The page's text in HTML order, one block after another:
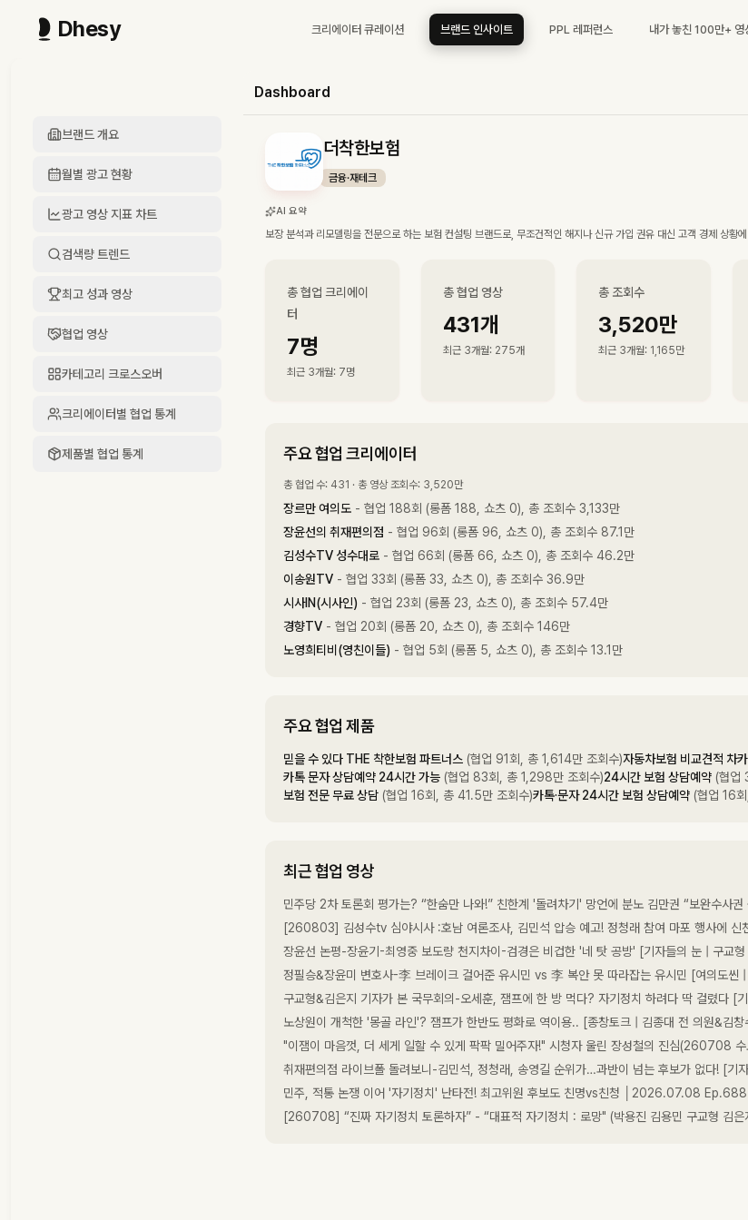
Dhesy 크리에이터 큐레이션 브랜드 인사이트 PPL 레퍼런스 내가 놓친 100만+ 영
브랜드 개요
월별 광고 현황
광고 영상 지표 차트
검색량 트렌드
최고 성과 영상
협업 영상
카테고리 크로스오버
크리에이터별 협업 통계
제품별 협업 통계
Dashboard
더착한보험
금융·재테크
AI 요약
보장 분석과 리모델링을 전문으로 하는 보험 컨설팅 브랜드로, 무조건적인 해지나 신규 가입 권유 대신 고객 경제 상
총 협업 크리에이
터
7명
최근 3개월: 7명
총 협업 영상
431개
최근 3개월: 275개
총 조회수
3,520만
최근 3개월: 1,165만
주요 협업 크리에이터
총 협업 수: 431 · 총 영상 조회수: 3,520만
장르만 여의도 - 협업 188회 (롱폼 188, 쇼츠 0), 총 조회수 3,133만
장윤선의 취재편의점 - 협업 96회 (롱폼 96, 쇼츠 0), 총 조회수 87.1만
김성수TV 성수대로 - 협업 66회 (롱폼 66, 쇼츠 0), 총 조회수 46.2만
이송원TV - 협업 33회 (롱폼 33, 쇼츠 0), 총 조회수 36.9만
시사IN(시사인) - 협업 23회 (롱폼 23, 쇼츠 0), 총 조회수 57.4만
경향TV - 협업 20회 (롱폼 20, 쇼츠 0), 총 조회수 146만
노영희티비(영친이들) - 협업 5회 (롱폼 5, 쇼츠 0), 총 조회수 13.1만
주요 협업 제품
믿을 수 있다 THE 착한보험 파트너스 (협업 91회, 총 1,614만 조회수)자동차보험 비교견적 차카
카톡 문자 상담예약 24시간 가능 (협업 83회, 총 1,298만 조회수)24시간 보험 상담예약 (협업
보험 전문 무료 상담 (협업 16회, 총 41.5만 조회수)카톡·문자 24시간 보험 상담예약 (협업 16
최근 협업 영상
민주당 2차 토론회 평가는? “한숨만 나와!” 친한계 '돌려차기' 망언에 분노 김만권 “보완수
[260803] 김성수tv 심야시사 :호남 여론조사, 김민석 압승 예고! 정청래 참여 마포 행사에 신
장윤선 논평-장윤기-최영중 보도량 천지차이-검경은 비겁한 '네 탓 공방' [기자들의 눈 | 구교형
정필승&장윤미 변호사-李 브레이크 걸어준 유시민 vs 李 복안 못 따라잡는 유시민 [여의도씬
구교형&김은지 기자가 본 국무회의-오세훈, 잼프에 한 방 먹다? 자기정치 하려다 딱 걸렸다 [
노상원이 개척한 '몽골 라인'? 잼프가 한반도 평화로 역이용.. [종창토크 | 김종대 전 의원&김창
"이잼이 마음껏, 더 세게 일할 수 있게 팍팍 밀어주자!" 시청자 울린 장성철의 진심(260708 수
취재편의점 라이브폴 돌려보니-김민석, 정청래, 송영길 순위가…과반이 넘는 후보가 없다! [기
민주, 적통 논쟁 이어 '자기정치' 난타전! 최고위원 후보도 친명vs친청 │2026.07.08 Ep.688
[260708] “진짜 자기정치 토론하자” - “대표적 자기정치 : 로망" (박용진 김용민 구교형 김은